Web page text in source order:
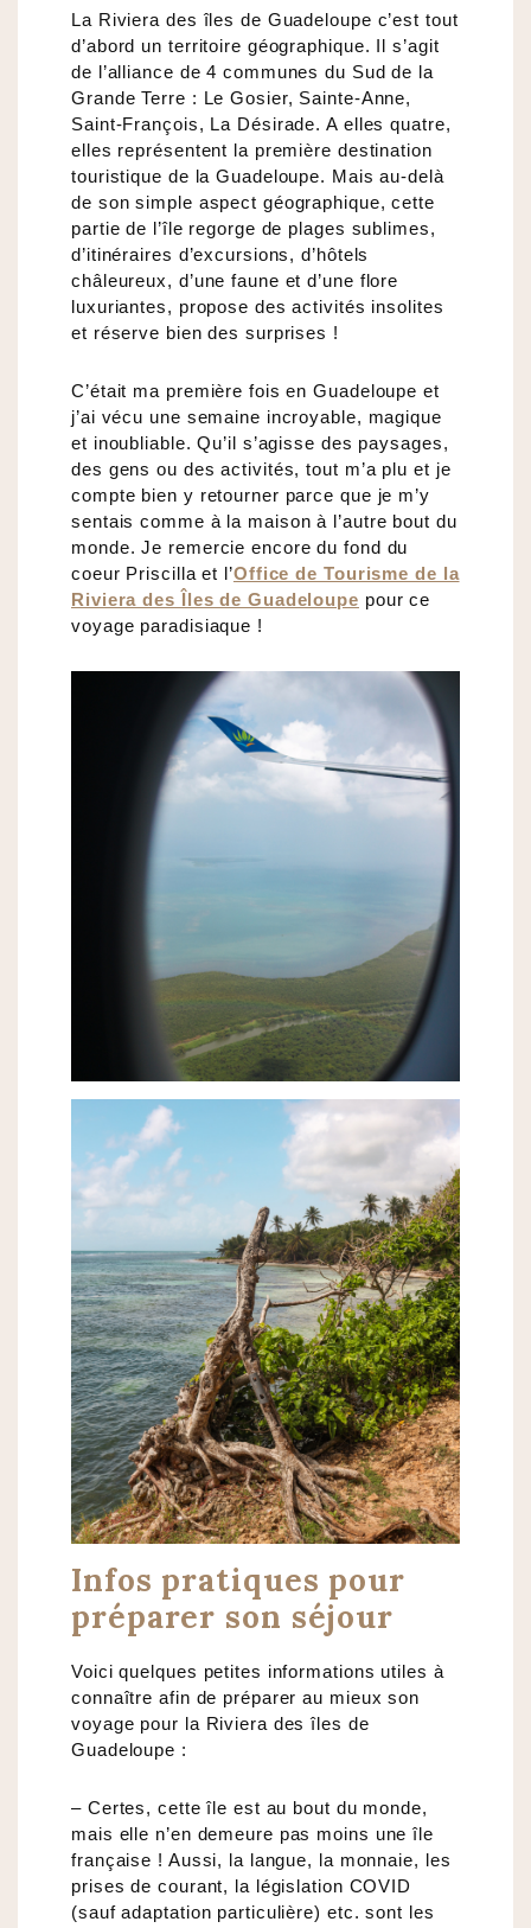
La Riviera des îles de Guadeloupe c’est tout
d’abord un territoire géographique. Il s’agit
de l’alliance de 4 communes du Sud de la
Grande Terre : Le Gosier, Sainte-Anne,
Saint-François, La Désirade. A elles quatre,
elles représentent la première destination
touristique de la Guadeloupe. Mais au-delà
de son simple aspect géographique, cette
partie de l’île regorge de plages sublimes,
d’itinéraires d’excursions, d’hôtels
châleureux, d’une faune et d’une flore
luxuriantes, propose des activités insolites
et réserve bien des surprises !
C’était ma première fois en Guadeloupe et
j’ai vécu une semaine incroyable, magique
et inoubliable. Qu’il s’agisse des paysages,
des gens ou des activités, tout m’a plu et je
compte bien y retourner parce que je m’y
sentais comme à la maison à l’autre bout du
monde. Je remercie encore du fond du
coeur Priscilla et l’Office de Tourisme de la
Riviera des Îles de Guadeloupe pour ce
voyage paradisiaque !
Infos pratiques pour
préparer son séjour
Voici quelques petites informations utiles à
connaître afin de préparer au mieux son
voyage pour la Riviera des îles de
Guadeloupe :
– Certes, cette île est au bout du monde,
mais elle n’en demeure pas moins une île
française ! Aussi, la langue, la monnaie, les
prises de courant, la législation COVID
(sauf adaptation particulière) etc. sont les